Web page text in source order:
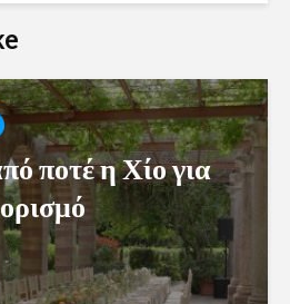
ποτέ η Χίο για